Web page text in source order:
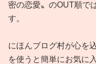
密の恋愛〟のOUT順で
す。
にほんブログ村が心を
を使うと簡単にお気に